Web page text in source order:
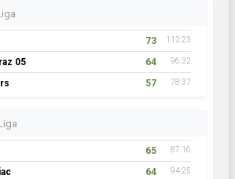
73 112:23
05 64 96:32
57 78:37
65 87:16
64 94:25